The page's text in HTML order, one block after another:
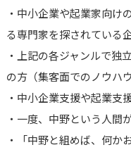
・中小企業や起業家向け
る専門家を探されている
・上記の各ジャンルで独
の方（集客面でのノウハ
・中小企業支援や起業支
・一度、中野という人間
・「中野と組めば、何か